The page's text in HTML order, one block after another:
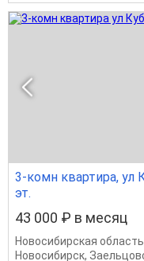
3-комн квартира, ул
эт.
43 000 ₽ в месяц
Новосибирская область
Новосибирск,